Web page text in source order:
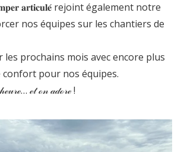
𝐚𝐫𝐭𝐢𝐜𝐮𝐥𝐞́ rejoint également notre
nos équipes sur les chantiers de
les prochains mois avec encore plus
confort pour nos équipes.
ℯ𝓉 ℴ𝓃 𝒶𝒹ℴ𝓇ℯ !